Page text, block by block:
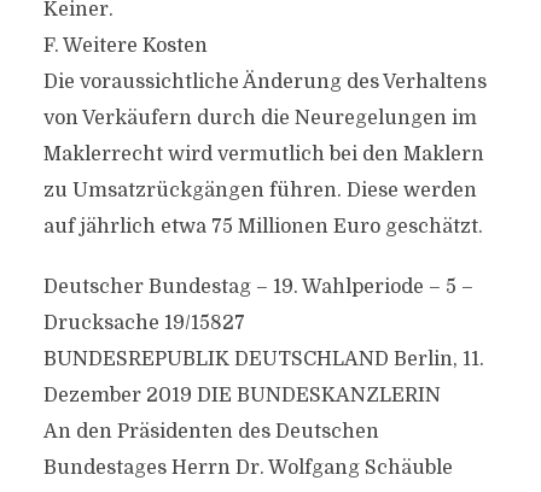
Keiner.
F. Weitere Kosten
Die voraussichtliche Änderung des Verhaltens
von Verkäufern durch die Neuregelungen im
Maklerrecht wird vermutlich bei den Maklern
zu Umsatzrückgängen führen. Diese werden
auf jährlich etwa 75 Millionen Euro geschätzt.
Deutscher Bundestag – 19. Wahlperiode – 5 –
Drucksache 19/15827
BUNDESREPUBLIK DEUTSCHLAND Berlin, 11.
Dezember 2019 DIE BUNDESKANZLERIN
An den Präsidenten des Deutschen
Bundestages Herrn Dr. Wolfgang Schäuble